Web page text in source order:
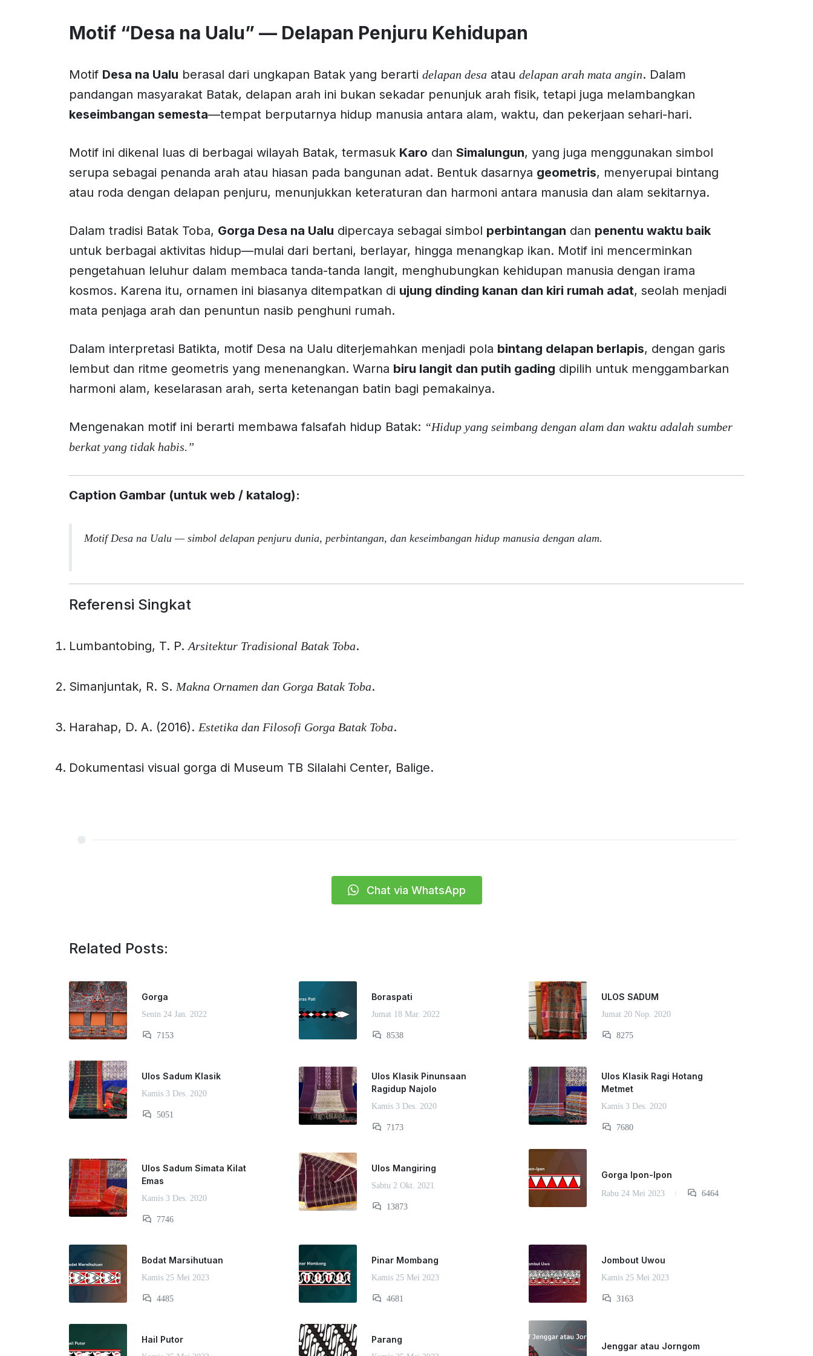
Motif “Desa na Ualu” — Delapan Penjuru Kehidupan
Motif Desa na Ualu berasal dari ungkapan Batak yang berarti delapan desa atau delapan arah mata angin. Dalam
pandangan masyarakat Batak, delapan arah ini bukan sekadar penunjuk arah fisik, tetapi juga melambangkan
keseimbangan semesta—tempat berputarnya hidup manusia antara alam, waktu, dan pekerjaan sehari-hari.
Motif ini dikenal luas di berbagai wilayah Batak, termasuk Karo dan Simalungun, yang juga menggunakan simbol
serupa sebagai penanda arah atau hiasan pada bangunan adat. Bentuk dasarnya geometris, menyerupai bintang
atau roda dengan delapan penjuru, menunjukkan keteraturan dan harmoni antara manusia dan alam sekitarnya.
Dalam tradisi Batak Toba, Gorga Desa na Ualu dipercaya sebagai simbol perbintangan dan penentu waktu baik
untuk berbagai aktivitas hidup—mulai dari bertani, berlayar, hingga menangkap ikan. Motif ini mencerminkan
pengetahuan leluhur dalam membaca tanda-tanda langit, menghubungkan kehidupan manusia dengan irama
kosmos. Karena itu, ornamen ini biasanya ditempatkan di ujung dinding kanan dan kiri rumah adat, seolah menjadi
mata penjaga arah dan penuntun nasib penghuni rumah.
Dalam interpretasi Batikta, motif Desa na Ualu diterjemahkan menjadi pola bintang delapan berlapis, dengan garis
lembut dan ritme geometris yang menenangkan. Warna biru langit dan putih gading dipilih untuk menggambarkan
harmoni alam, keselarasan arah, serta ketenangan batin bagi pemakainya.
Mengenakan motif ini berarti membawa falsafah hidup Batak: “Hidup yang seimbang dengan alam dan waktu adalah sumber
berkat yang tidak habis.”
Caption Gambar (untuk web / katalog):
Motif Desa na Ualu — simbol delapan penjuru dunia, perbintangan, dan keseimbangan hidup manusia dengan alam.
Referensi Singkat
Lumbantobing, T. P.Arsitektur Tradisional Batak Toba.
Simanjuntak, R. S. Makna Ornamen dan Gorga Batak Toba.
Harahap, D. A. (2016). Estetika dan Filosofi Gorga Batak Toba.
Dokumentasi visual gorga di Museum TB Silalahi Center, Balige.
Chat via WhatsApp
Related Posts:
Gorga
Senin 24 Jan. 2022
7153
Boraspati
Jumat 18 Mar. 2022
8538
ULOS SADUM
Jumat 20 Nop. 2020
8275
Ulos Sadum Klasik
Kamis 3 Des. 2020
5051
Ulos Klasik Pinunsaan
Ragidup Najolo
Kamis 3 Des. 2020
7173
Ulos Klasik Ragi Hotang
Metmet
Kamis 3 Des. 2020
7680
Ulos Sadum Simata Kilat
Emas
Kamis 3 Des. 2020
7746
Ulos Mangiring
Sabtu 2 Okt. 2021
13873
Gorga Ipon-Ipon
Rabu 24 Mei 2023 6464
Bodat Marsihutuan
Kamis 25 Mei 2023
4485
Pinar Mombang
Kamis 25 Mei 2023
4681
Jombout Uwou
Kamis 25 Mei 2023
3163
Hail Putor Parang
Jenggar atau Jorngom